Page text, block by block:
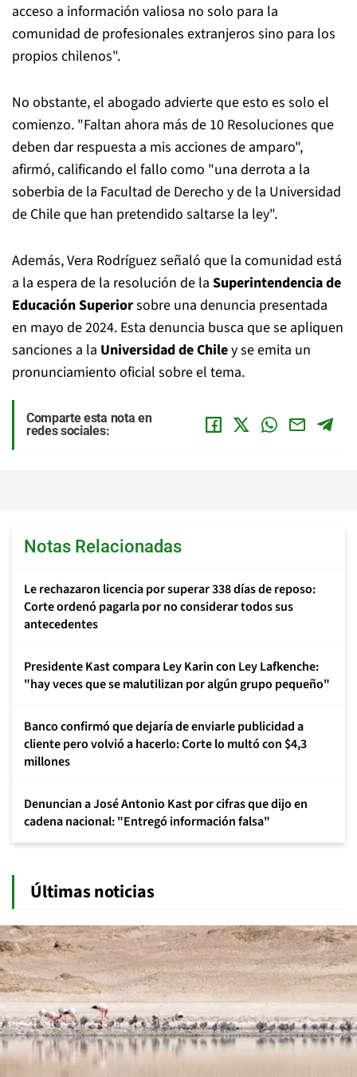
acceso a información valiosa no solo para la
comunidad de profesionales extranjeros sino para los
propios chilenos".
No obstante, el abogado advierte que esto es solo el
comienzo. "Faltan ahora más de 10 Resoluciones que
deben dar respuesta a mis acciones de amparo",
afirmó, calificando el fallo como "una derrota a la
soberbia de la Facultad de Derecho y de la Universidad
de Chile que han pretendido saltarse la ley".
Además, Vera Rodríguez señaló que la comunidad está
a la espera de la resolución de la Superintendencia de
Educación Superiorsobre una denuncia presentada
en mayo de 2024. Esta denuncia busca que se apliquen
sanciones a la Universidad de Chiley se emita un
pronunciamiento oficial sobre el tema.
Comparte esta nota en
redes sociales:
Notas Relacionadas
Le rechazaron licencia por superar 338 días de reposo:
Corte ordenó pagarla por no considerar todos sus
antecedentes
Presidente Kast compara Ley Karin con Ley Lafkenche:
"hay veces que se malutilizan por algún grupo pequeño"
Banco confirmó que dejaría de enviarle publicidad a
cliente pero volvió a hacerlo: Corte lo multó con $4,3
millones
Denuncian a José Antonio Kast por cifras que dijo en
cadena nacional: "Entregó información falsa"
Últimas noticias